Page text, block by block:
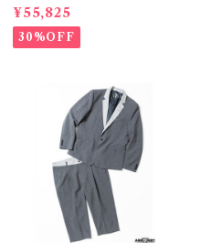
¥55,825
30%OFF